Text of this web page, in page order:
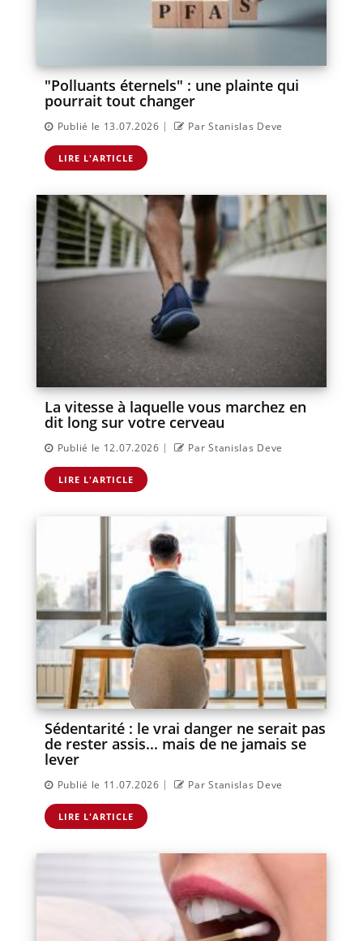
"Polluants éternels" : une plainte qui
pourrait tout changer
Publié le 13.07.2026 | Par Stanislas Deve
LIRE L'ARTICLE
La vitesse à laquelle vous marchez en
dit long sur votre cerveau
Publié le 12.07.2026 | Par Stanislas Deve
LIRE L'ARTICLE
Sédentarité : le vrai danger ne serait pas
de rester assis... mais de ne jamais se
lever
Publié le 11.07.2026 | Par Stanislas Deve
LIRE L'ARTICLE